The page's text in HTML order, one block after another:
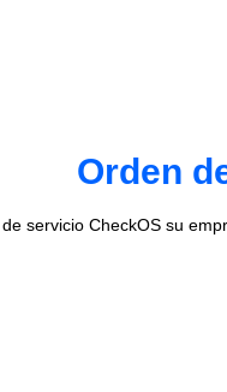
Orden
servicio CheckOS su